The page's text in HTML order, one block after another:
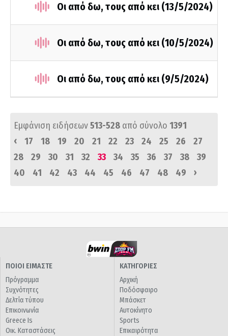
Οι από δω, τους από κει (13/5/2024)
Οι από δω, τους από κει (10/5/2024)
Οι από δω, τους από κει (9/5/2024)
Εμφάνιση ειδήσεων513-528 από σύνολο 1391
‹
17 18 19 20 21 22 23 24 25 26
27
28
29 30 31 32 33 34 35 36 37 38
39
40
41 42 43 44 45 46 47 48 49 ›
ΠΟΙΟΙ ΕΙΜΑΣΤΕ
Πρόγραμμα
Συχνότητες
Δελτία τύπου
Επικοινωνία
Greece Is
Οικ. Καταστάσεις
ΚΑΤΗΓΟΡΙΕΣ
Αρχική
Ποδόσφαιρο
Μπάσκετ
Αυτοκίνητο
Sports
Επικαιρότητα